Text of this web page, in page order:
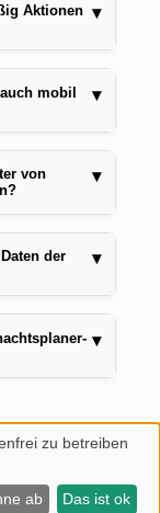
Aktionen ▾
mobil
▾
von
▾
der
▾
▾
|Datenschutz
zu betreiben
ab Das ist ok